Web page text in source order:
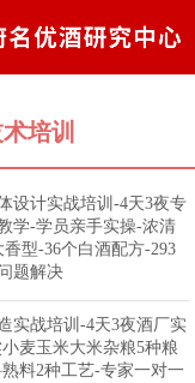
培训
设计实战培训-4天3夜专
学-学员亲手实操-浓清
香型-36个白酒配方-293
题解决
实战培训-4天3夜酒厂实
麦玉米大米杂粮5种粮
料2种工艺-专家一对一